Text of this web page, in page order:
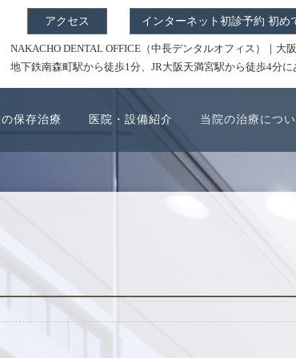
NAKACHO DENTAL OFFICE（中長デンタルオフィス）｜大
地下鉄南森町駅から徒歩1分、JR大阪天満宮駅から徒歩4分に
インターネット初診予約 初め
アクセス
保存治療 医院・設備紹介 当院の治療につい